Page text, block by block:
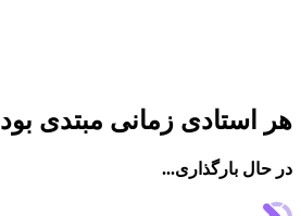
هر استادی زمانی مبتدی بود
در حال بارگذاری...